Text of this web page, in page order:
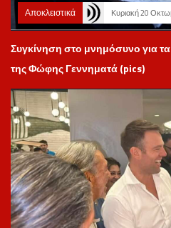
Αποκλειστικά Κυριακή 20
Συγκίνηση στο μνημόσυνο για
της Φώφης Γεννηματά (pics)